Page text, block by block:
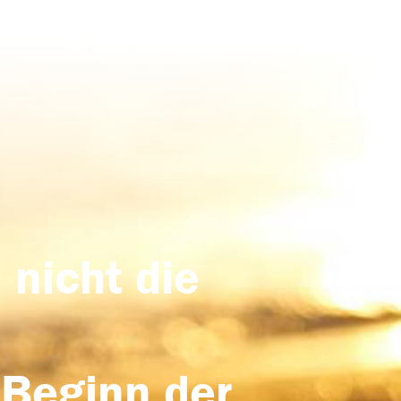
nicht die